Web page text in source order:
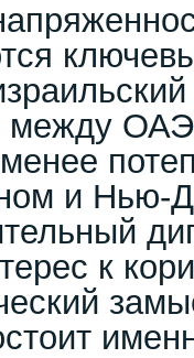
между
и Нью-
к